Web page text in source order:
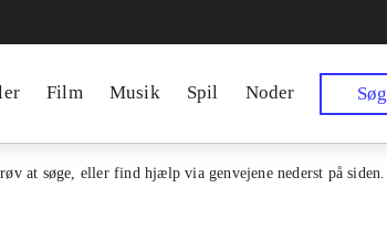
Film Musik Spil Noder Søg
at søge, eller find hjælp via genvejene nederst på siden.